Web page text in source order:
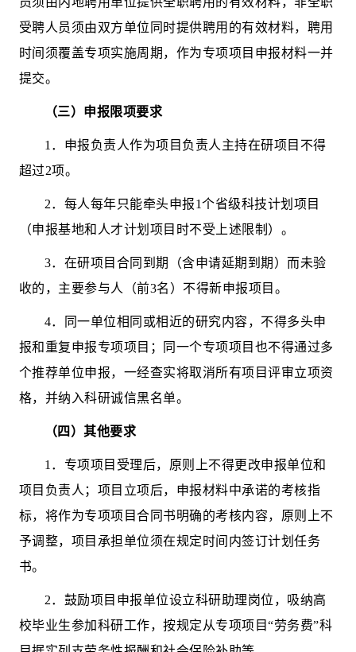
受聘人员须由双方单位同时提供聘用的有效材料， 聘用
时间须覆盖专项实施周期， 作为专项项目 申报材料一并
提交。
（三）申报限项要求
1 ．申报负责人作为项目 负责人主持在研项目不得
超过2项。
2．每人每年只能牵头申报1个省级科技计划项目
（申报基地和人才计划项目时不受上述限制） 。
3．在研项目合同到期（含申请延期到期）而未验
收的，主要参与人（前3名）不得新申报项目。
4．同一单位相同或相近的研究内容，不得多头申
报和重复申报专项项目 ；同一个专项项目 也不得通过多
个推荐单位申报，一经查实将取消所有项目评审立项资
格，并纳入科研诚信黑名单。
（四）其他要求
1 ． 专项项目受理后，原则上不得更改申报单位和
项目负责人；项目立项后，申报材料中承诺的考核指
标，将作为专项项目合同书明确的考核内容，原则上不
予调整，项目承担单位须在规定时间内签订计划任务
书。
2． 鼓励项目申报单位设立科研助理岗位，吸纳高
校毕业生参加科研工作，按规定从专项项目“劳务费”科